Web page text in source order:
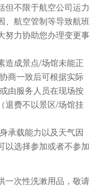
纽约（含中文陪
，途径Woodbury，自
可在下单时点击“更多
酒店和房型选择。最
房型名称、床型、含
份数若与需求不一
但不限于航空公司运力
、航空管制等导致航班
努力协助您办理变更事
造成景点/场馆未能正
商一致后可根据实际
由服务人员在现场按
退费不以景区/场馆挂
承载能力以及天气因
以选择参加或者不参加
一次性洗漱用品，敬请